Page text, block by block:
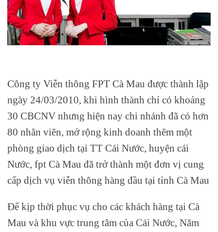
Công ty Viễn thông FPT Cà Mau được thành lập
ngày 24/03/2010, khi hình thành chỉ có khoảng
30 CBCNV nhưng hiện nay chi nhánh đã có hơn
80 nhân viên, mở rộng kinh doanh thêm một
phòng giao dịch tại TT Cái Nước, huyện cái
Nước, fpt Cà Mau đã trở thành một đơn vị cung
cấp dịch vụ viễn thông hàng đầu tại tỉnh Cà Mau
Để kịp thời phục vụ cho các khách hàng tại Cà
Mau và khu vực trung tâm của Cái Nước, Năm